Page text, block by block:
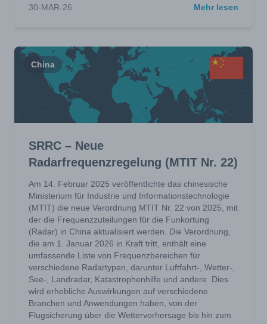
30-MAR-26 Mehr lesen
China
SRRC – Neue
Radarfrequenzregelung (MTIT Nr. 22)
Am 14. Februar 2025 veröffentlichte das chinesische
Ministerium für Industrie und Informationstechnologie
(MTIT) die neue Verordnung MTIT Nr. 22 von 2025, mit
der die Frequenzzuteilungen für die Funkortung
(Radar) in China aktualisiert werden. Die Verordnung,
die am 1. Januar 2026 in Kraft tritt, enthält eine
umfassende Liste von Frequenzbereichen für
verschiedene Radartypen, darunter Luftfahrt-, Wetter-,
See-, Landradar, Katastrophenhilfe und andere. Dies
wird erhebliche Auswirkungen auf verschiedene
Branchen und Anwendungen haben, von der
Flugsicherung über die Wettervorhersage bis hin zum